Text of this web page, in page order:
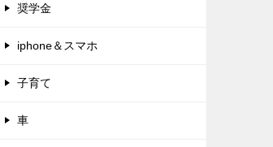
奨学金
iphone＆スマホ
子育て
車